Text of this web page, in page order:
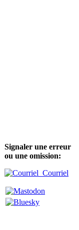
Signaler une erreur
ou une omission:
Courriel